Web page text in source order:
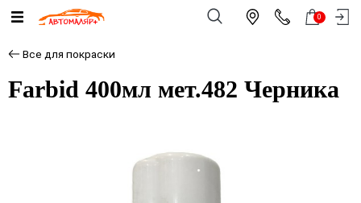
0
Все для покраски
Farbid 400мл мет.482 Черника